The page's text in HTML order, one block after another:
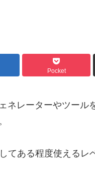
Pocket
レーターやツール
てある程度使えるレ